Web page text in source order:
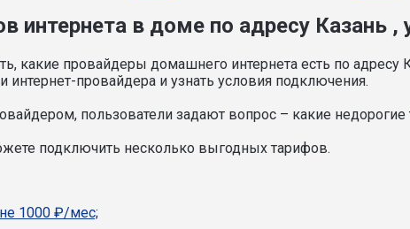
интернета в доме по адресу Казань ,
какие провайдеры домашнего интернета есть по адресу
провайдера и узнать условия подключения.
пользователи задают вопрос – какие недорогие
подключить несколько выгодных тарифов.
1000 ₽/мес;